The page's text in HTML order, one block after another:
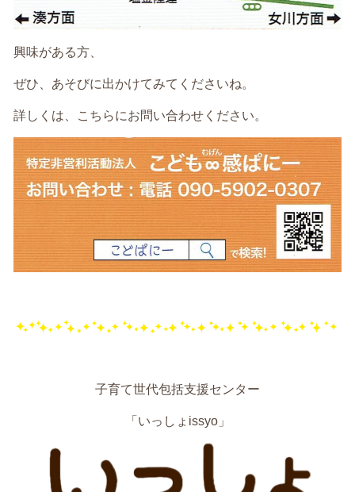
興味がある方、
ぜひ、あそびに出かけてみてくださいね。
詳しくは、こちらにお問い合わせください。
子育て世代包括支援センター
「いっしょissyo」